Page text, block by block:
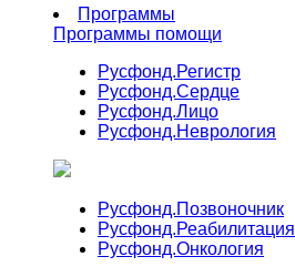
Программы
Программы помощи
Русфонд.Регистр
Русфонд.Сердце
Русфонд.Лицо
Русфонд.Неврология
Русфонд.Позвоночник
Русфонд.Реабилитация
Русфонд.Онкология